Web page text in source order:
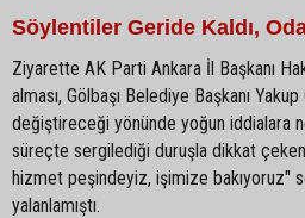
Söylentiler Geride Kaldı,
Ziyarette AK Parti Ankara İl Başkanı
alması, Gölbaşı Belediye Başkanı Yakup
değiştireceği yönünde yoğun iddialara
süreçte sergilediği duruşla dikkat çeken
hizmet peşindeyiz, işimize bakıyoruz"
yalanlamıştı.